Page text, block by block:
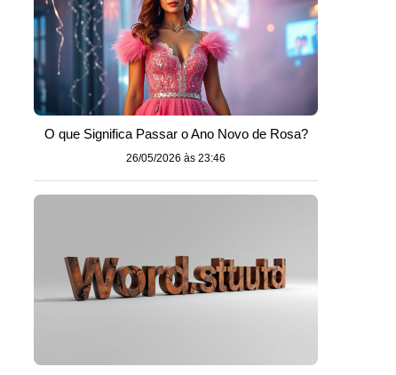
O que Significa Passar o Ano Novo de Rosa?
26/05/2026 às 23:46